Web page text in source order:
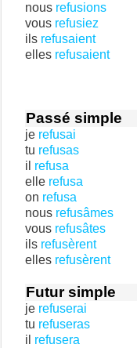
nous refusions
vous refusiez
ils refusaient
elles refusaient
Passé simple
je refusai
tu refusas
il refusa
elle refusa
on refusa
nous refusâmes
vous refusâtes
ils refusèrent
elles refusèrent
Futur simple
je refuserai
tu refuseras
il refusera